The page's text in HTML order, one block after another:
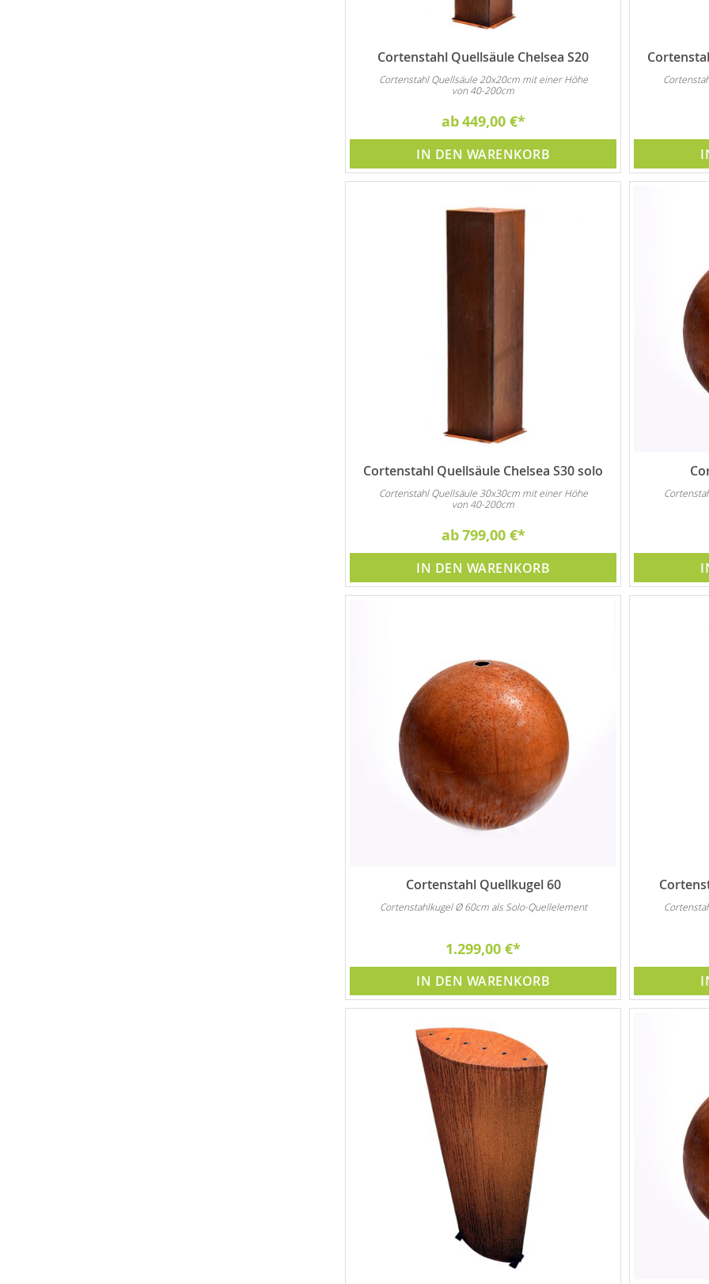
Cortenstahl Quellsäule Chelsea S20
Cortenstahl Quellsäule 20x20cm mit einer Höhe
von 40-200cm
ab449,00 €
IN DEN WARENKORB
Cortenstahl Quellsäule Chelsea S30 solo
Cortenstahl Quellsäule 30x30cm mit einer Höhe
von 40-200cm
ab799,00 €
IN DEN WARENKORB
Cortenstahl Quellkugel 60
Cortenstahlkugel Ø 60cm als Solo-Quellelement
1.299,00 €
IN DEN WARENKORB